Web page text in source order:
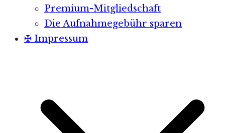
Premium-Mitgliedschaft
Die Aufnahmegebühr sparen
✠ Impressum